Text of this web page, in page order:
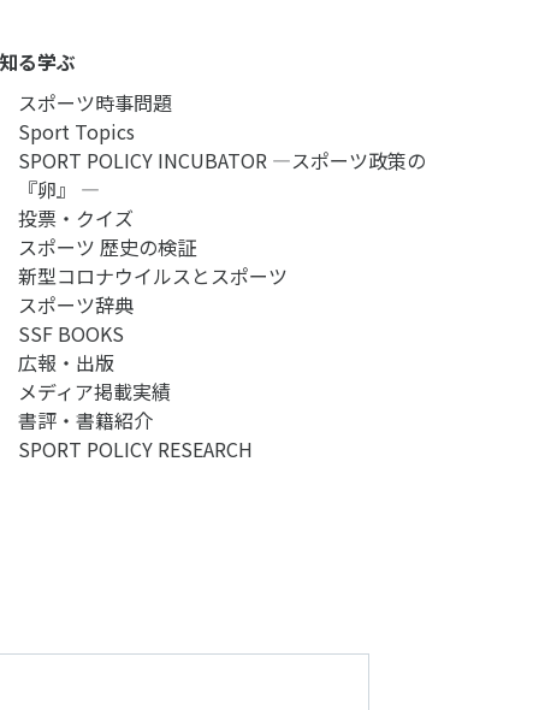
知る学ぶ
スポーツ時事問題
Sport Topics
SPORT POLICY INCUBATOR ―スポーツ政策の
『卵』 ―
投票・クイズ
スポーツ 歴史の検証
新型コロナウイルスとスポーツ
スポーツ辞典
SSF BOOKS
広報・出版
メディア掲載実績
書評・書籍紹介
SPORT POLICY RESEARCH